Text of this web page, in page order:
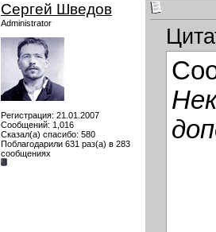
Сергей Шведов
Administrator
Регистрация: 21.01.2007
Сообщений: 1,016
Сказал(а) спасибо: 580
Поблагодарили 631 раз(а) в 283
сообщениях